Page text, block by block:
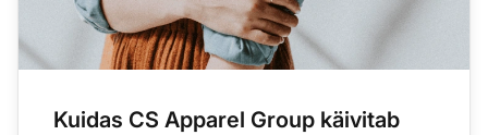
Kuidas CS Apparel Group käivitab